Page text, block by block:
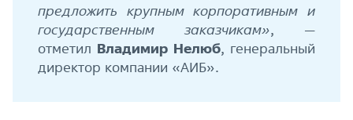
предложить крупным корпоративным и
государственным заказчикам» , —
отметил Владимир Нелюб, генеральный
директор компании «АИБ».